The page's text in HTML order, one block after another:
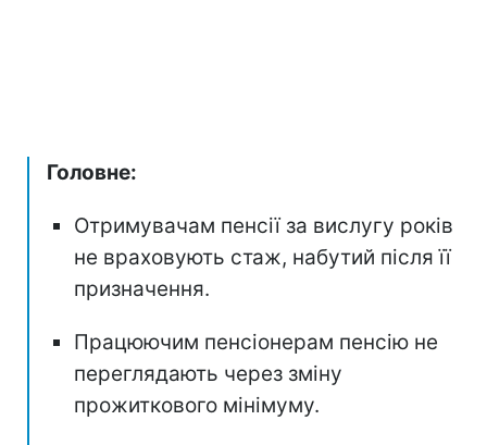
Головне:
Отримувачам пенсії за вислугу років
не враховують стаж, набутий після її
призначення.
Працюючим пенсіонерам пенсію не
переглядають через зміну
прожиткового мінімуму.